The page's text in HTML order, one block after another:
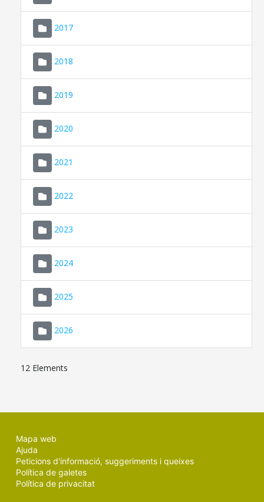
2017
2018
2019
2020
2021
2022
2023
2024
2025
2026
12 Elements
Mapa web
Ajuda
Peticions d'informació, suggeriments i queixes
Política de galetes
Política de privacitat